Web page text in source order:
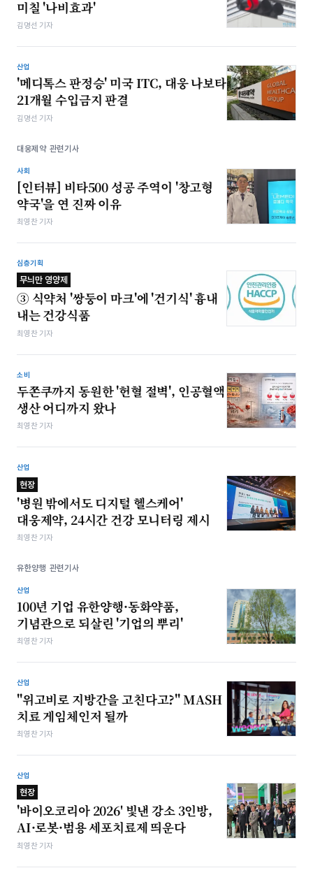
미칠 '나비효과'
김명선 기자
산업
'메디톡스 판정승' 미국 ITC, 대웅 나보타
21개월 수입금지 판결
김명선 기자
대웅제약 관련기사
사회
​[인터뷰] 비타500 성공 주역이 '창고형
약국'을 연 진짜 이유
최영찬 기자
심층기획
무늬만 영양제
③ 식약처 '쌍둥이 마크'에 '건기식' 흉내
내는 건강식품
최영찬 기자
소비
두쫀쿠까지 동원한 '헌혈 절벽', 인공혈액
생산 어디까지 왔나
최영찬 기자
산업
현장
'병원 밖에서도 디지털 헬스케어'
대웅제약, 24시간 건강 모니터링 제시
최영찬 기자
유한양행 관련기사
산업
100년 기업 유한양행·동화약품,
기념관으로 되살린 '기업의 뿌리'
최영찬 기자
산업
"위고비로 지방간을 고친다고?" MASH
치료 게임체인저 될까
최영찬 기자
산업
현장
'바이오코리아 2026' 빛낸 강소 3인방,
AI·로봇·범용 세포치료제 띄운다
최영찬 기자